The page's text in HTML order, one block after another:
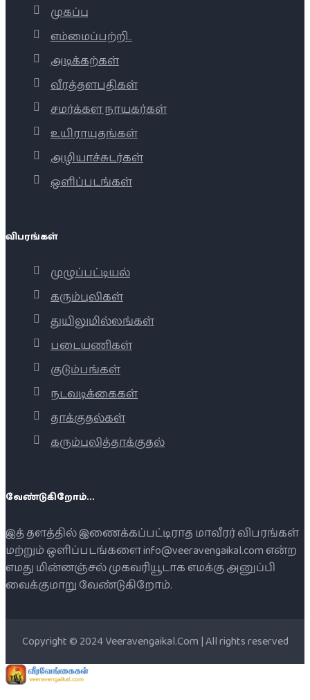
முகப்பு
எம்மைப்பற்றி..
அடிக்கற்கள்
வீரத்தளபதிகள்
சமர்க்கள நாயகர்கள்
உயிராயுதங்கள்
அழியாச்சுடர்கள்
ஒளிப்படங்கள்
விபரங்கள்
முழுப்பட்டியல்
கரும்புலிகள்
துயிலுமில்லங்கள்
படையணிகள்
குடும்பங்கள்
நடவடிக்கைகள்
தாக்குதல்கள்
கரும்புலித்தாக்குதல்
வேண்டுகிறோம்...
இத் தளத்தில் இணைக்கப்பட்டிராத மாவீரர் விபரங்கள்
மற்றும் ஒளிப்படங்களை info@veeravengaikal.com என்ற
எமது மின்னஞ்சல் முகவரியூடாக எமக்கு அனுப்பி
வைக்குமாறு வேண்டுகிறோம்.
Copyright © 2024 Veeravengaikal.Com | All rights reserved